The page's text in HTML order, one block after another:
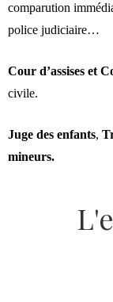
comparution
police judiciaire…
Cour d’assises et
civile.
Juge des enfants,
mineurs.